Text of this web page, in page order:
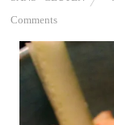
Comments